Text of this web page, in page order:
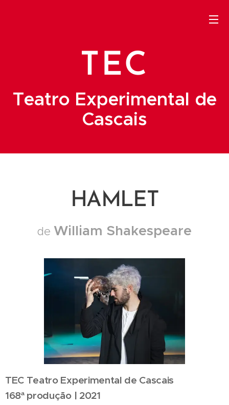
TEC
Teatro Experimental de
Cascais
HAMLET
de William Shakespeare
TEC Teatro Experimental de Cascais
168ª produção | 2021